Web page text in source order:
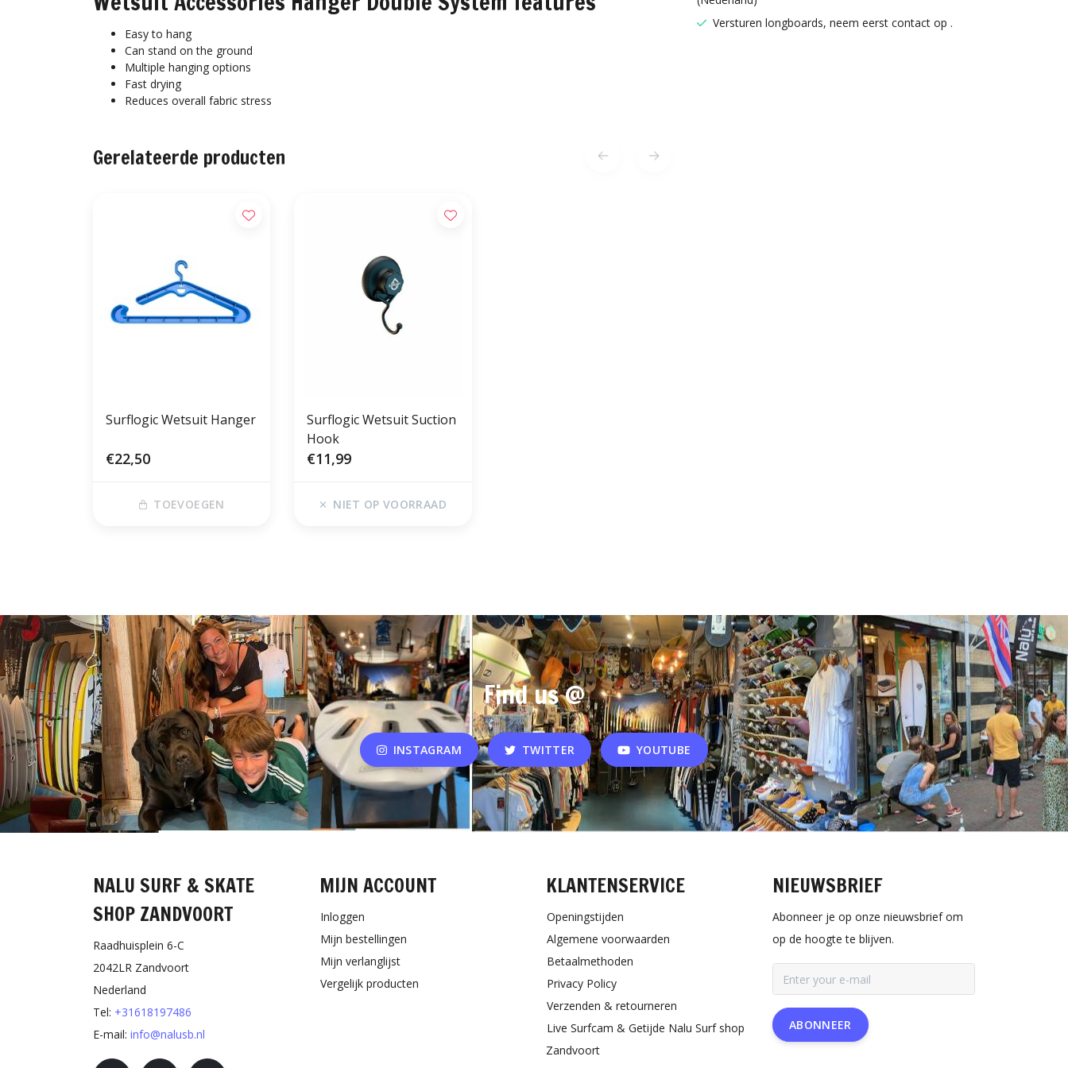
Versturen longboards, neem eerst contact op .
Easy to hang
Can stand on the ground
Multiple hanging options
Fast drying
Reduces overall fabric stress
Gerelateerde producten
Surflogic Wetsuit Hanger
€22,50
TOEVOEGEN
Surflogic Wetsuit Suction
Hook
€11,99
NIET OP VOORRAAD
Find us @
INSTAGRAM TWITTER YOUTUBE
NALU SURF & SKATE
SHOP ZANDVOORT
Raadhuisplein 6-C
2042LR Zandvoort
Nederland
Tel: +31618197486
E-mail: info@nalusb.nl
MIJN ACCOUNT
Inloggen
Mijn bestellingen
Mijn verlanglijst
Vergelijk producten
KLANTENSERVICE
Openingstijden
Algemene voorwaarden
Betaalmethoden
Privacy Policy
Verzenden & retourneren
Live Surfcam & Getijde Nalu Surf shop
Zandvoort
NIEUWSBRIEF
Abonneer je op onze nieuwsbrief om
op de hoogte te blijven.
ABONNEER